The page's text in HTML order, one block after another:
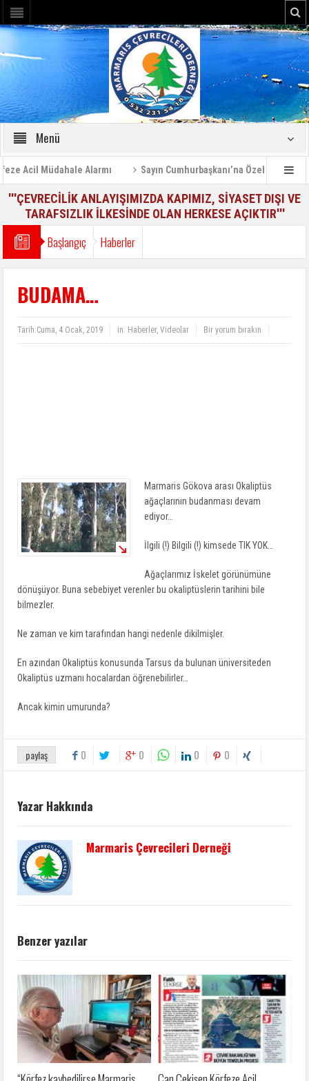
Menü
Acil Müdahale Alarmı Sayın Cumhurbaşkanı’na Özel
'''ÇEVRECİLİK ANLAYIŞIMIZDA KAPIMIZ, SİYASET DIŞI VE
TARAFSIZLIK İLKESİNDE OLAN HERKESE AÇIKTIR'''
Başlangıç Haberler
BUDAMA…
Tarih:Cuma, 4 Ocak, 2019 in: Haberler,Videolar Bir yorum bırakın
Marmaris Gökova arası Okaliptüs
ağaçlarının budanması devam
ediyor…
İlgili (!) Bilgili (!) kimsede TIK YOK…
Ağaçlarımız İskelet görünümüne
dönüşüyor. Buna sebebiyet verenler bu okaliptüslerin tarihini bile
bilmezler.
Ne zaman ve kim tarafından hangi nedenle dikilmişler.
En azından Okaliptüs konusunda Tarsus da bulunan üniversiteden
Okaliptüs uzmanı hocalardan öğrenebilirler…
Ancak kimin umurunda?
paylaş 0 0 0 0
Yazar Hakkında
Marmaris Çevrecileri Derneği
Benzer yazılar